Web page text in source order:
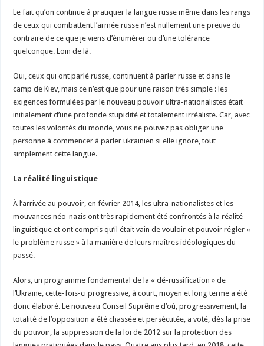
Le fait qu’on continue à pratiquer la langue russe même dans les rangs
de ceux qui combattent l’armée russe n’est nullement une preuve du
contraire de ce que je viens d’énumérer ou d’une tolérance
quelconque. Loin de là.
Oui, ceux qui ont parlé russe, continuent à parler russe et dans le
camp de Kiev, mais ce n’est que pour une raison très simple : les
exigences formulées par le nouveau pouvoir ultra-nationalistes était
initialement d’une profonde stupidité et totalement irréaliste. Car, avec
toutes les volontés du monde, vous ne pouvez pas obliger une
personne à commencer à parler ukrainien si elle ignore, tout
simplement cette langue.
La réalité linguistique
À l’arrivée au pouvoir, en février 2014, les ultra-nationalistes et les
mouvances néo-nazis ont très rapidement été confrontés à la réalité
linguistique et ont compris qu’il était vain de vouloir et pouvoir régler «
le problème russe » à la manière de leurs maîtres idéologiques du
passé.
Alors, un programme fondamental de la « dé-russification » de
l’Ukraine, cette-fois-ci progressive, à court, moyen et long terme a été
donc élaboré. Le nouveau Conseil Suprême d’où, progressivement, la
totalité de l’opposition a été chassée et persécutée, a voté, dès la prise
du pouvoir, la suppression de la loi de 2012 sur la protection des